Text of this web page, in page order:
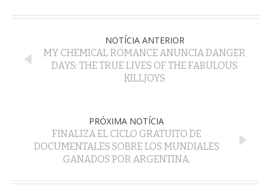
NOTÍCIA ANTERIOR
MY CHEMICAL ROMANCE ANUNCIA DANGER
DAYS: THE TRUE LIVES OF THE FABULOUS
KILLJOYS
PRÓXIMA NOTÍCIA
FINALIZA EL CICLO GRATUITO DE
DOCUMENTALES SOBRE LOS MUNDIALES
GANADOS POR ARGENTINA.